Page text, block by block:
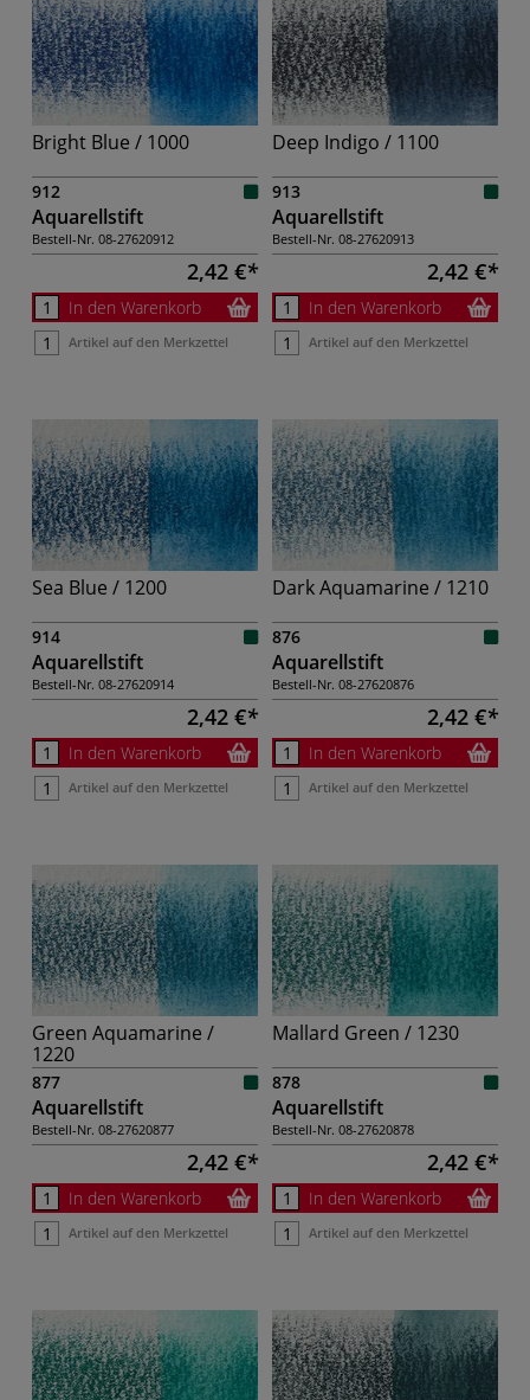
Bright Blue / 1000
912
Aquarellstift
Bestell-Nr. 08-27620912
2,42 €
In den Warenkorb
Artikel auf den Merkzettel
Deep Indigo / 1100
913
Aquarellstift
Bestell-Nr. 08-27620913
2,42 €
In den Warenkorb
Artikel auf den Merkzettel
Sea Blue / 1200
914
Aquarellstift
Bestell-Nr. 08-27620914
2,42 €
In den Warenkorb
Artikel auf den Merkzettel
Dark Aquamarine / 1210
876
Aquarellstift
Bestell-Nr. 08-27620876
2,42 €
In den Warenkorb
Artikel auf den Merkzettel
Green Aquamarine /
1220
877
Aquarellstift
Bestell-Nr. 08-27620877
2,42 €
In den Warenkorb
Artikel auf den Merkzettel
Mallard Green / 1230
878
Aquarellstift
Bestell-Nr. 08-27620878
2,42 €
In den Warenkorb
Artikel auf den Merkzettel